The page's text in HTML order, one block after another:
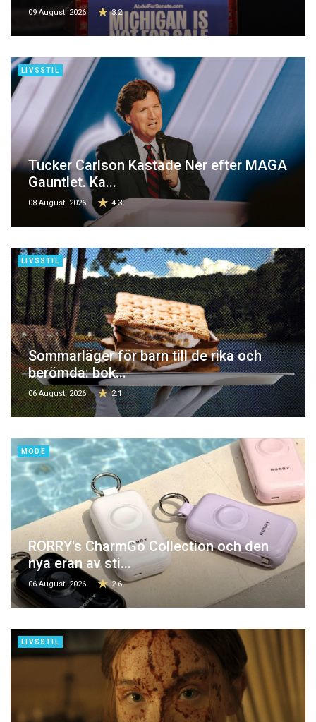
09 Augusti 2026 3.2
LIVSSTIL
Tucker Carlson Kastade Ner efter MAGA
Gauntlet. Ka...
08 Augusti 2026 4.3
LIVSSTIL
Sommarläger för barn till de rika och
berömda: bok...
06 Augusti 2026 2.1
MODE
RORRY's CharmGo Collection och den
nya eran av sti...
06 Augusti 2026 2.6
LIVSSTIL